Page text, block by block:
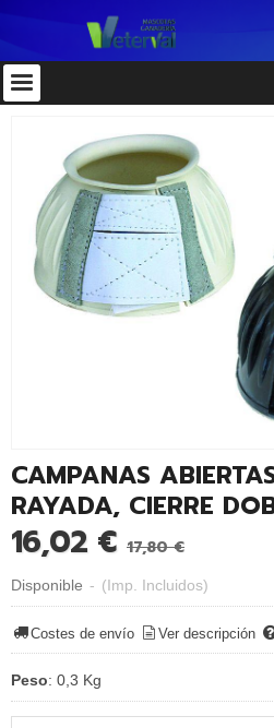
CAMPANAS
RAYADA, CIERRE
16,02 € 17,80 €
Disponible - (Imp. Incluidos)
Costes de envío Ver descripción
Peso: 0,3 Kg